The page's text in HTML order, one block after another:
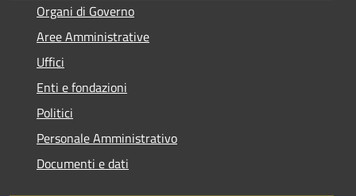
Organi di Governo
Aree Amministrative
Uffici
Enti e fondazioni
Politici
Personale Amministrativo
Documenti e dati